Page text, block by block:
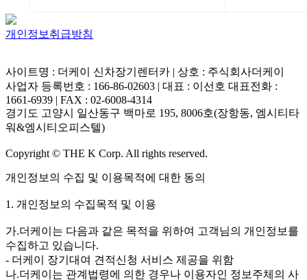
개인정보취급방침
사이트명 : 더케이 신차장기렌터카 | 상호 : 주식회사더케이
사업자 등록번호 : 166-86-02603 | 대표 : 이선호 대표전화 :
1661-6939 | FAX : 02-6008-4314
경기도 고양시 일산동구 백마로 195, 8006호(장항동, 엠시티타
워&엠시티오피스텔)
Copyright © THE K Corp. All rights reserved.
개인정보의 수집 및 이용목적에 대한 동의
1. 개인정보의 수집목적 및 이용
가.더케이는 다음과 같은 목적을 위하여 고객님의 개인정보를
수집하고 있습니다.
- 더케이 장기대여 견적신청 서비스 제공을 위함
나.더케이는 관계법령에 의한 경우나 이용자인 정보주체의 사